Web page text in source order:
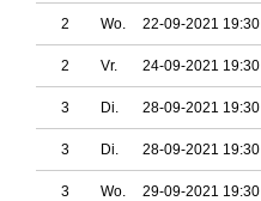
2 Wo. 22-09-2021 19:30
2 Vr. 24-09-2021 19:30
3 Di. 28-09-2021 19:30
3 Di. 28-09-2021 19:30
3 Wo. 29-09-2021 19:30